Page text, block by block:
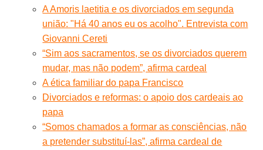
A Amoris laetitia e os divorciados em segunda
união: "Há 40 anos eu os acolho". Entrevista com
Giovanni Cereti
“Sim aos sacramentos, se os divorciados querem
mudar, mas não podem”, afirma cardeal
A ética familiar do papa Francisco
Divorciados e reformas: o apoio dos cardeais ao
papa
“Somos chamados a formar as consciências, não
a pretender substituí-las”, afirma cardeal de